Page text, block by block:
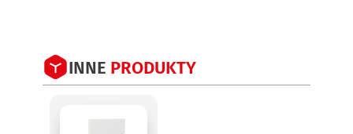
INNE PRODUKTY